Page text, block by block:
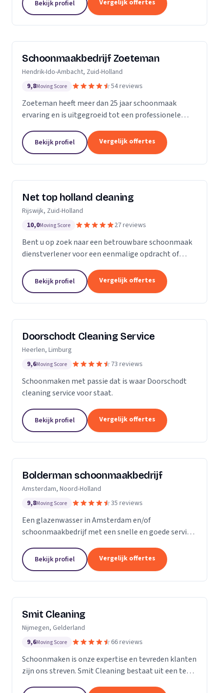
Zoetermeer, bieden wij...
Bekijk profiel Vergelijk offertes
Schoonmaakbedrijf Zoeteman
Hendrik-Ido-Ambacht, Zuid-Holland
9,8Moving Score 54 reviews
Zoeteman heeft meer dan 25 jaar schoonmaak
ervaring en is uitgegroeid tot een professionele
medewerkers zijn we actief in de regio Rotterdam,...
Bekijk profiel Vergelijk offertes
Net top holland cleaning
Rijswijk, Zuid-Holland
10,0Moving Score 27 reviews
Bent u op zoek naar een betrouwbare schoonmaak
dienstverlener voor een eenmalige opdracht of
groeiende onderneming die zich uit wilt breiden in
het vak.
Bekijk profiel Vergelijk offertes
Doorschodt Cleaning Service
Heerlen, Limburg
9,6Moving Score 73 reviews
Schoonmaken met passie dat is waar Doorschodt
cleaning service voor staat.
Bekijk profiel Vergelijk offertes
Bolderman schoonmaakbedrijf
Amsterdam, Noord-Holland
9,8Moving Score 35 reviews
Een glazenwasser in Amsterdam en/of
schoonmaakbedrijf met een snelle en goede service
schoonmaakmedewerkers zijn actief in héél
Amsterdam en ontzorgen u met...
Bekijk profiel Vergelijk offertes
Smit Cleaning
Nijmegen, Gelderland
9,6Moving Score 66 reviews
Schoonmaken is onze expertise en tevreden klanten
zijn ons streven. Smit Cleaning bestaat uit een team